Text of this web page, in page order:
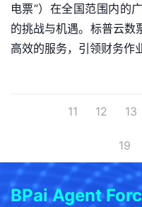
电票”）在全国范围内的
的挑战与机遇。标普云数
高效的服务，引领财务作
11 12 13
19
BPai Agent